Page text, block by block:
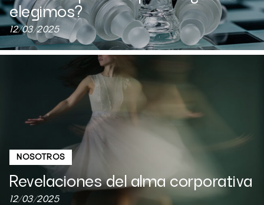
elegimos?
12/03/2025
NOSOTROS
Revelaciones del alma corporativa
12/03/2025